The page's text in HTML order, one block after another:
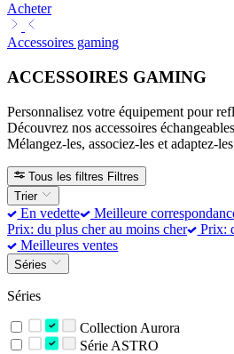
Acheter
Accessoires gaming
ACCESSOIRES GAMING
Personnalisez votre équipement pour
Découvrez nos accessoires
Mélangez-les, associez-les et adaptez-
Tous les filtres Filtres
Trier
En vedette Meilleure
Prix: du plus cher au moins cher
Prix:
Meilleures ventes
Séries
Séries
Collection Aurora
Série ASTRO